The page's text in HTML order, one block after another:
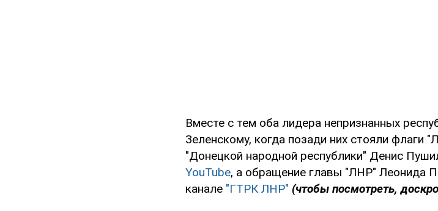
Вместе с тем оба лидера непризнанных
Зеленскому, когда позади них стояли флаги
"Донецкой народной республики" Денис
YouTube, а обращение главы "ЛНР" Леонида
канале "ГТРК ЛНР" (чтобы посмотреть,